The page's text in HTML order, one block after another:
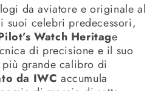
da aviatore e originale al
suoi celebri predecessori,
Watch Heritage
di precisione e il suo
grande calibro di
da IWC accumula